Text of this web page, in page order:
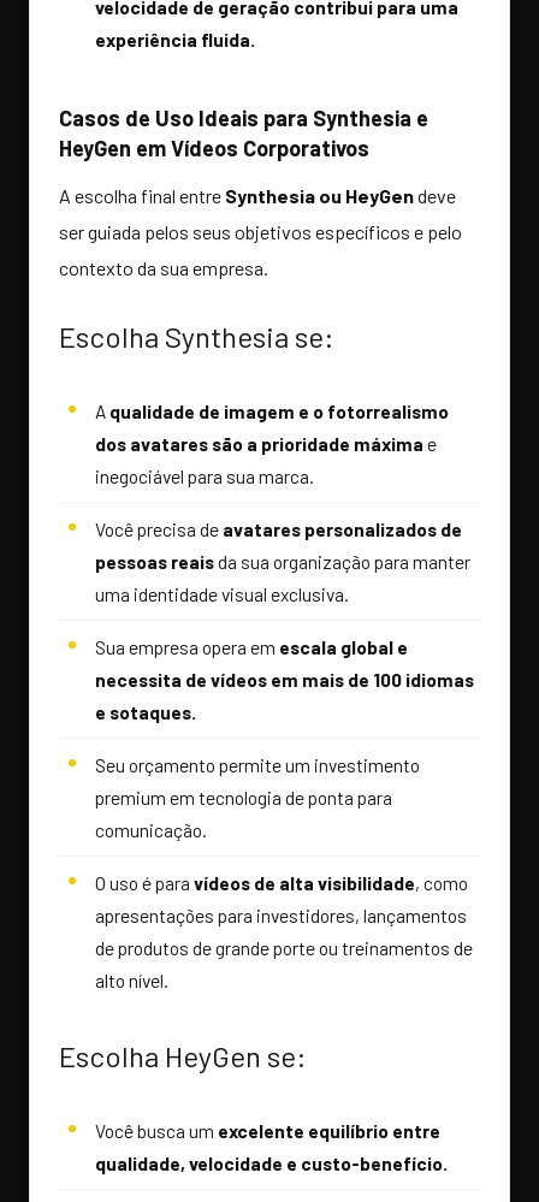
velocidade de geração contribui para uma
experiência fluida.
Casos de Uso Ideais para Synthesia e
HeyGen em Vídeos Corporativos
A escolha final entre Synthesia ou HeyGendeve
ser guiada pelos seus objetivos específicos e pelo
contexto da sua empresa.
Escolha Synthesia se:
A qualidade de imagem e o fotorrealismo
dos avatares são a prioridade máxima e
inegociável para sua marca.
Você precisa de avatares personalizados de
pessoas reaisda sua organização para manter
uma identidade visual exclusiva.
Sua empresa opera em escala global e
necessita de vídeos em mais de 100 idiomas
e sotaques.
Seu orçamento permite um investimento
premium em tecnologia de ponta para
comunicação.
O uso é para vídeos de alta visibilidade, como
apresentações para investidores, lançamentos
de produtos de grande porte ou treinamentos de
alto nível.
Escolha HeyGen se:
Você busca um excelente equilíbrio entre
qualidade, velocidade e custo-benefício.